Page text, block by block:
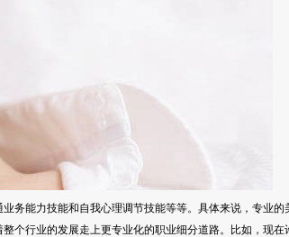
务能力技能和自我心理调节技能等等。具体来说，专业
个行业的发展走上更专业化的职业细分道路。比如，现